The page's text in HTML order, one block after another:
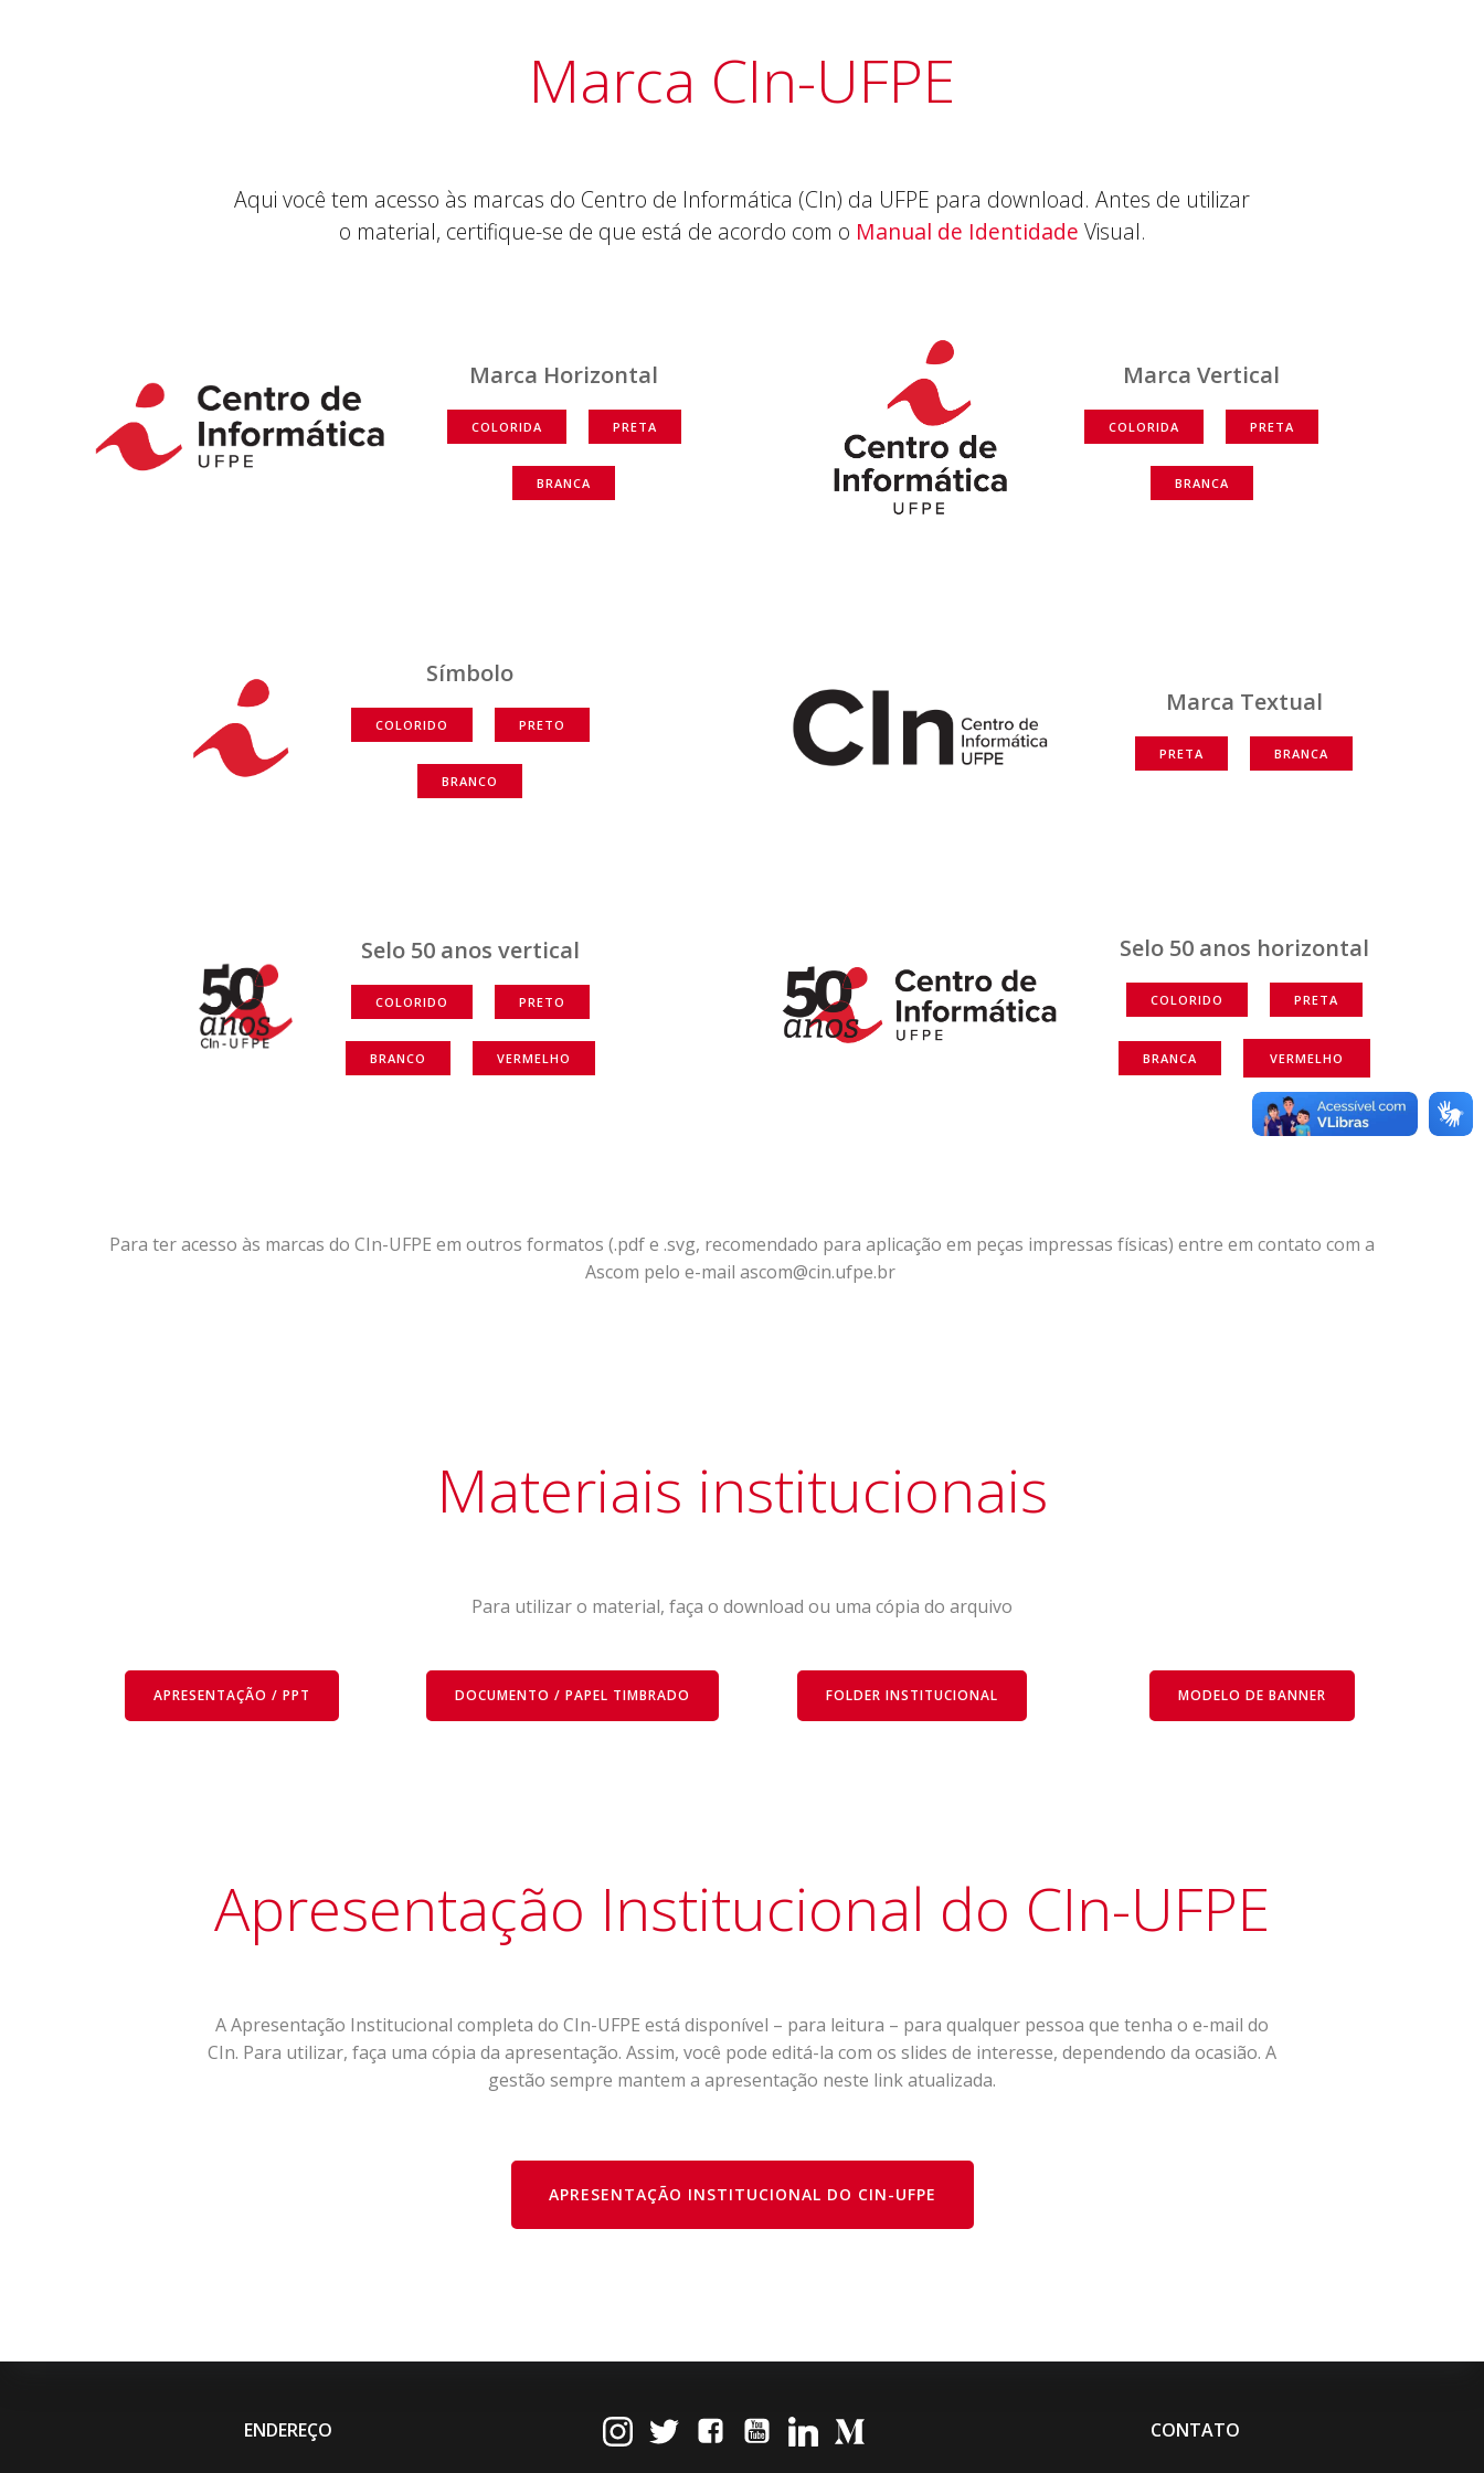
Marca CIn-UFPE
Aqui você tem acesso às marcas do Centro de Informática (CIn) da UFPE para download. Antes de utilizar
o material, certifique-se de que está de acordo com o Manual de Identidade Visual.
Marca Horizontal
COLORIDA PRETA
BRANCA
Marca Vertical
COLORIDA PRETA
BRANCA
Símbolo
COLORIDO PRETO
BRANCO
Selo 50 anos vertical
COLORIDO PRETO
BRANCO VERMELHO
Marca Textual
PRETA BRANCA
Selo 50 anos horizontal
COLORIDO PRETA
BRANCA VERMELHO
Para ter acesso às marcas do CIn-UFPE em outros formatos (.pdf e .svg, recomendado para aplicação em peças impressas físicas) entre em contato com a
Ascom pelo e-mail ascom@cin.ufpe.br
Materiais institucionais
Para utilizar o material, faça o download ou uma cópia do arquivo
APRESENTAÇÃO / PPT DOCUMENTO / PAPEL TIMBRADO FOLDER INSTITUCIONAL MODELO DE BANNER
Apresentação Institucional do CIn-UFPE
A Apresentação Institucional completa do CIn-UFPE está disponível – para leitura – para qualquer pessoa que tenha o e-mail do
CIn. Para utilizar, faça uma cópia da apresentação. Assim, você pode editá-la com os slides de interesse, dependendo da ocasião. A
gestão sempre mantem a apresentação neste link atualizada.
APRESENTAÇÃO INSTITUCIONAL DO CIN-UFPE
ENDEREÇO CONTATO